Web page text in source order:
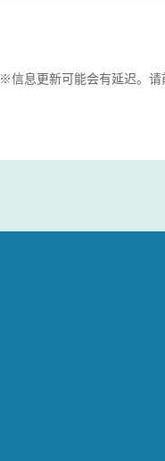
※信息更新可能会有延迟。请